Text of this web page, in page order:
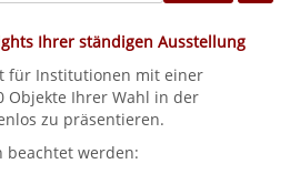
Ihrer ständigen Ausstellung
für Institutionen mit einer
Objekte Ihrer Wahl in der
zu präsentieren.
beachtet werden: